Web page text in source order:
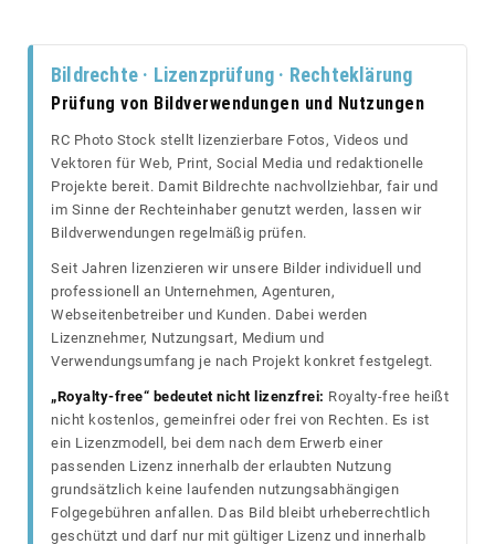
Bildrechte · Lizenzprüfung · Rechteklärung
Prüfung von Bildverwendungen und Nutzungen
RC Photo Stock stellt lizenzierbare Fotos, Videos und
Vektoren für Web, Print, Social Media und redaktionelle
Projekte bereit. Damit Bildrechte nachvollziehbar, fair und
im Sinne der Rechteinhaber genutzt werden, lassen wir
Bildverwendungen regelmäßig prüfen.
Seit Jahren lizenzieren wir unsere Bilder individuell und
professionell an Unternehmen, Agenturen,
Webseitenbetreiber und Kunden. Dabei werden
Lizenznehmer, Nutzungsart, Medium und
Verwendungsumfang je nach Projekt konkret festgelegt.
„Royalty-free“ bedeutet nicht lizenzfrei: Royalty-free heißt
nicht kostenlos, gemeinfrei oder frei von Rechten. Es ist
ein Lizenzmodell, bei dem nach dem Erwerb einer
passenden Lizenz innerhalb der erlaubten Nutzung
grundsätzlich keine laufenden nutzungsabhängigen
Folgegebühren anfallen. Das Bild bleibt urheberrechtlich
geschützt und darf nur mit gültiger Lizenz und innerhalb